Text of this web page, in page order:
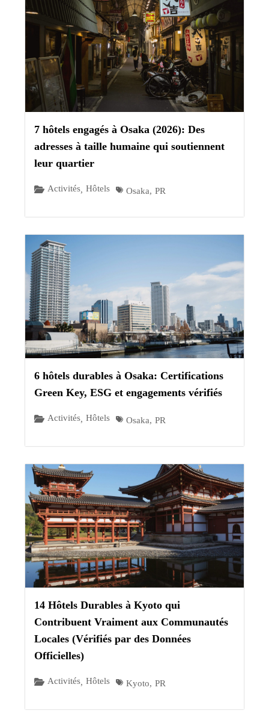
7 hôtels engagés à Osaka (2026): Des
adresses à taille humaine qui soutiennent
leur quartier
Activités, Hôtels Osaka, PR
6 hôtels durables à Osaka: Certifications
Green Key, ESG et engagements vérifiés
Activités, Hôtels Osaka, PR
14 Hôtels Durables à Kyoto qui
Contribuent Vraiment aux Communautés
Locales (Vérifiés par des Données
Officielles)
Activités, Hôtels Kyoto, PR